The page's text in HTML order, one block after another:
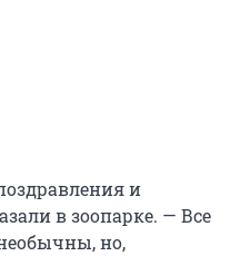
и
в зоопарке. — Все
но,